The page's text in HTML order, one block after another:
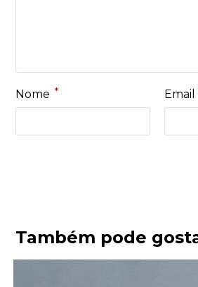
Nome * Email
Também pode